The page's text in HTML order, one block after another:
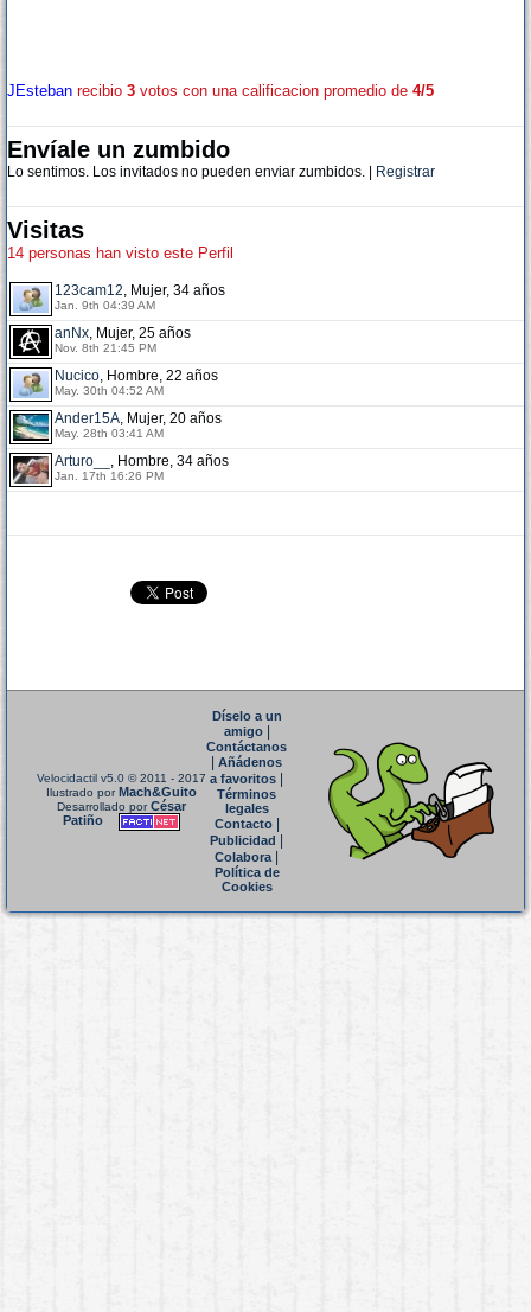
JEsteban recibio 3 votos con una calificacion promedio de 4/5
Envíale un zumbido
Lo sentimos. Los invitados no pueden enviar zumbidos. | Registrar
Visitas
14 personas han visto este Perfil
123cam12, Mujer, 34 años
Jan. 9th 04:39 AM
anNx, Mujer, 25 años
Nov. 8th 21:45 PM
Nucico, Hombre, 22 años
May. 30th 04:52 AM
Ander15A, Mujer, 20 años
May. 28th 03:41 AM
Arturo__ , Hombre, 34 años
Jan. 17th 16:26 PM
Velocidactil v5.0 © 2011 - 2017
Ilustrado porMach&Guito
Desarrollado porCésar
Patiño
Díselo a un
amigo|
Contáctanos
Añádenos
a favoritos
Términos
legales
Contacto|
Publicidad
Colabora|
Política de
Cookies